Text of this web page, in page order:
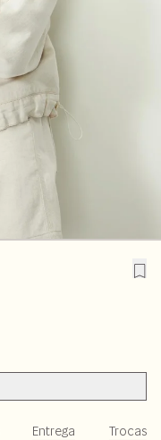
Entrega Trocas